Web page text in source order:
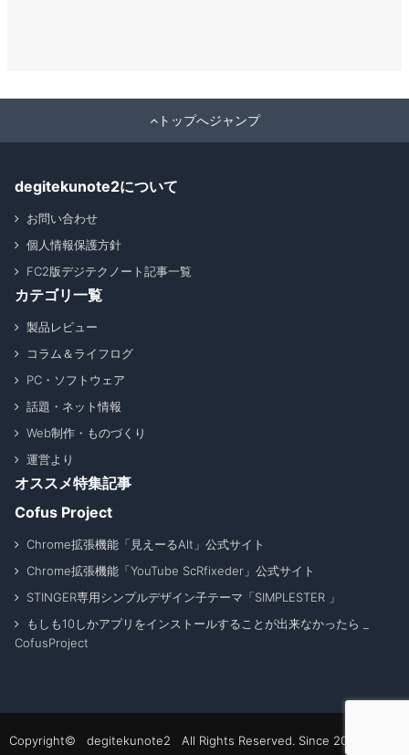
トップへジャンプ
degitekunote2について
お問い合わせ
個人情報保護方針
FC2版デジテクノート記事一覧
カテゴリ一覧
製品レビュー
コラム＆ライフログ
PC・ソフトウェア
話題・ネット情報
Web制作・ものづくり
運営より
オススメ特集記事
Cofus Project
Chrome拡張機能「見えーるAlt」公式サイト
Chrome拡張機能「YouTube ScRfixeder」公式サイト
STINGER専用シンプルデザイン子テーマ「SIMPLESTER 」
もしも10しかアプリをインストールすることが出来なかったら _
CofusProject
Copyright© degitekunote2 All Rights Reserved. Since 2011 - 2026